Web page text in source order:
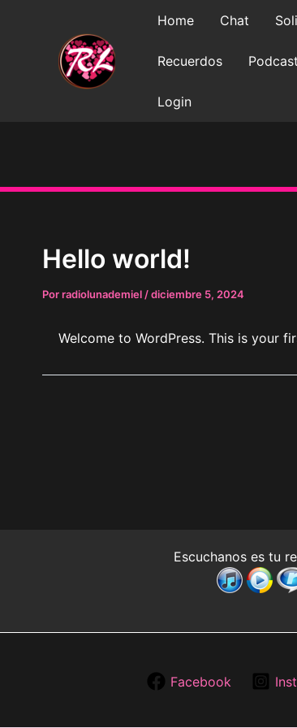
contenido
Home Chat
Recuerdos Podcast
Login
Hello world!
Porradiolunademiel /diciembre 5, 2024
Welcome to WordPress. This is your
Escuchanos es tu
Facebook